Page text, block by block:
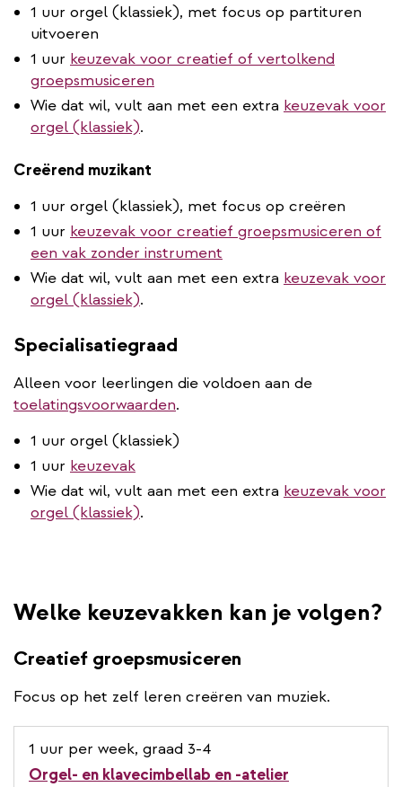
1 uur orgel (klassiek), met focus op partituren
uitvoeren
1 uur keuzevak voor creatief of vertolkend
groepsmusiceren
Wie dat wil, vult aan met een extra keuzevak voor
orgel (klassiek).
Creërend muzikant
1 uur orgel (klassiek), met focus op creëren
1 uur keuzevak voor creatief groepsmusiceren of
een vak zonder instrument
Wie dat wil, vult aan met een extra keuzevak voor
orgel (klassiek).
Specialisatiegraad
Alleen voor leerlingen die voldoen aan de
toelatingsvoorwaarden.
1 uur orgel (klassiek)
1 uur keuzevak
Wie dat wil, vult aan met een extra keuzevak voor
orgel (klassiek).
Welke keuzevakken kan je volgen?
Creatief groepsmusiceren
Focus op het zelf leren creëren van muziek.
1 uur per week, graad 3-4
Orgel- en klavecimbellab en -atelier